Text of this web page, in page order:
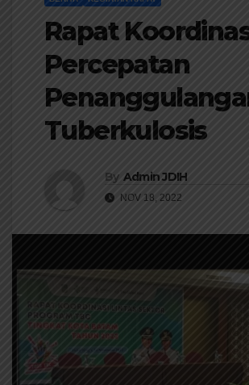
Rapat
Percepatan
Tuberkulosis
By Admin JDIH
NOV 18, 2022